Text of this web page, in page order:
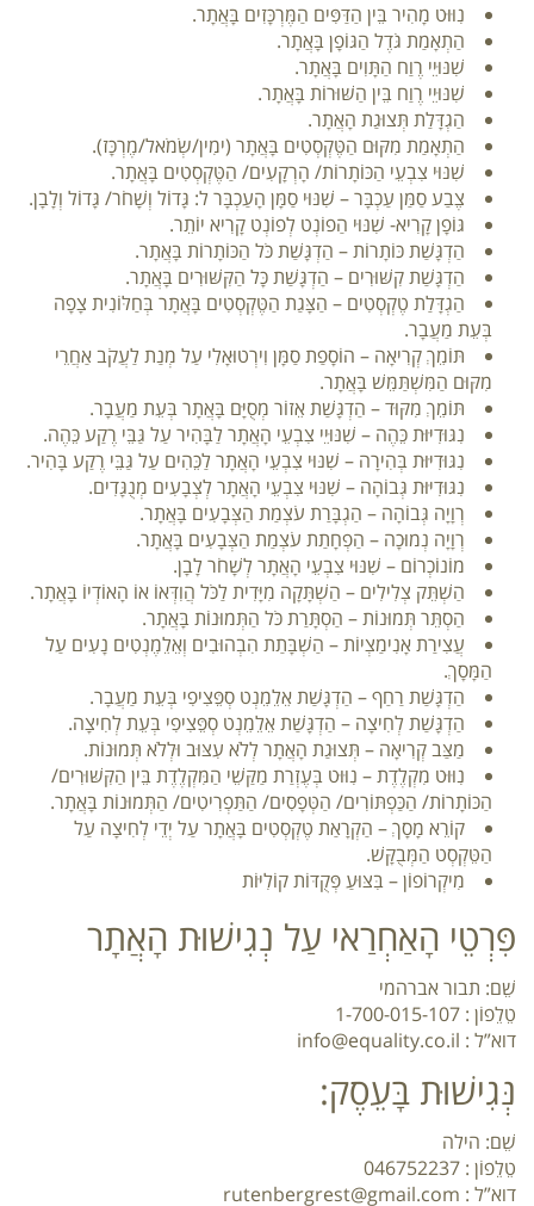
נִוּוּט מָהִיר בֵּין הַדַּפִּים הַמֶּרְכָּזִים בָּאֲתָר.
הַתְאָמַת גֹּדֶל הַגּוֹפָן בָּאֲתָר.
שִׁנּוּיֵי רֶוַח הַתָּוִים בָּאֲתָר.
שִׁנּוּיֵי רֶוַח בֵּין הַשּׁוּרוֹת בָּאֲתָר.
הַגְדָּלַת תְּצוּגַת הָאֲתָר.
הַתְאָמַת מִקּוּם הַטֶּקְסְטִים בָּאֲתָר (ימִין/שְׂמֹאל/מֶרְכָּז).
שִׁנּוּי צִבְעֵי הַכּוֹתָרוֹת/ הָרְקָעִים/ הַטֶּקְסְטִים בָּאֲתָר.
צֶבַע סַמַּן עַכְבָּר – שִׁנּוּי סַמָּן הָעַכְבָּר ל: גָּדוֹל וְשָׁחֹר/ גָּדוֹל וְלָבָן.
גּוֹפָן קָרִיא- שִׁנּוּי הַפוֹנְט לְפוֹנְט קָרִיא יוֹתֵר.
הַדְגָּשַׁת כּוֹתָרוֹת – הַדְגָּשַׁת כֹּל הַכּוֹתָרוֹת בָּאֲתָר.
הַדְגָּשַׁת קִשּׁוּרִים – הַדְגָּשַׁת כָּל הַקִּשּׁוּרִים בָּאֲתָר.
הַגְדָּלַת טֶקְסְטִים – הַצָּגַת הַטֶּקְסְטִים בָּאֲתָר בְּחַלּוֹנִית צָפָה
בְּעֵת מַעֲבָר.
תּוֹמֵךְ קְרִיאָה – הוֹסָפַת סַמָּן וִירְטוּאָלִי עַל מְנַת לַעֲקֹב אַחֲרֵי
מִקּוּם הַמִּשְׁתַּמֵּשׁ בָּאֲתָר.
תּוֹמֵךְ מִקּוּד – הַדְגָּשַׁת אֵזוֹר מְסֻיָּם בָּאֲתָר בְּעֵת מַעֲבָר.
נִגּוּדִיּוּת כֵּהֶה – שִׁנּוּיֵי צִבְעֵי הָאֲתָר לַבָּהִיר עַל גַּבֵּי רֶקַע כֵּהֶה.
נִגּוּדִיּוּת בְּהִירָה – שִׁנּוּי צִבְעֵי הָאֲתָר לַכֵּהִים עַל גַּבֵּי רֶקַע בָּהִיר.
נִגּוּדִיּוּת גְּבוֹהָה – שִׁנּוּי צִבְעֵי הָאֲתָר לְצְבָעִים מְנֻגָּדִים.
רְוָיָה גְּבוֹהָה – הַגְבָּרַת עֹצְמַת הַצְּבָעִים בָּאֲתָר.
רְוָיָה נְמוּכָה – הַפְחָתַת עֹצְמַת הַצְּבָעִים בָּאֲתָר.
מוֹנוֹכְרוֹם – שִׁנּוּי צִבְעֵי הָאֲתָר לְשָׁחֹר לָבָן.
הַשְׁתֵּק צְלִילִים – הַשְׁתָּקָה מִיָּדִית לַכֹּל הֲוִדְּאוֹ אוֹ הָאוֹדְיוֹ בָּאֲתָר.
הַסְתֵּר תְּמוּנוֹת – הַסְתָּרַת כֹּל הַתְּמוּנוֹת בָּאֲתָר.
עֲצִירַת אָנִימַצְיוֹת – הַשְׁבָּתַת הִבְהוּבִים וְאֵלֵמֶנְטִים נָעִים עַל
הַמָּסָךְ.
הַדְגָּשַׁת רַחַף – הַדְגָּשַׁת אֵלֵמֵנְט סְפֵּצִיפִי בְּעֵת מַעֲבָר.
הַדְגָּשַׁת לְחִיצָה – הַדְגָּשַׁת אֵלֵמֵנְט סְפֵּצִיפִי בְּעֵת לְחִיצָה.
מַצַּב קְרִיאָה – תְּצוּגַת הָאֲתָר לְלֹא עִצּוּב וּלְלֹא תְּמוּנוֹת.
נִוּוּט מִקְלֶדֶת – נִוּוּט בְּעֶזְרַת מַקַּשֵׁי הַמִּקְלֶדֶת בֵּין הַקִּשּׁוּרִים/
הַכּוֹתָרוֹת/ הַכַּפְתּוֹרִים/ הַטְּפָסִים/ הַתַּפְרִיטִים/ הַתְּמוּנוֹת בָּאֲתָר.
קוֹרֵא מָסָךְ – הַקְרָאַת טֶקְסְטִים בָּאֲתָר עַל יְדֵי לְחִיצָה עַל
הַטֵּקְסְט הַמְּבֻקָּשׁ.
מִיקְרוֹפוֹן – בִּצּוּעַ פְּקֻדּוֹת קוֹלִיּוֹת
פִּרְטֵי הָאַחְרַאי עַל נְגִישׁוּת הָאֲתָר
שֵׁם: תבור אברהמי
טֵלֵפוֹן : 1-700-015-107
דוא”ל : info@equality.co.il
נְּגִישׁוּת בָּעֵסֶק:
שֵׁם: הילה
טֵלֵפוֹן : 046752237
דוא”ל : rutenbergrest@gmail.com